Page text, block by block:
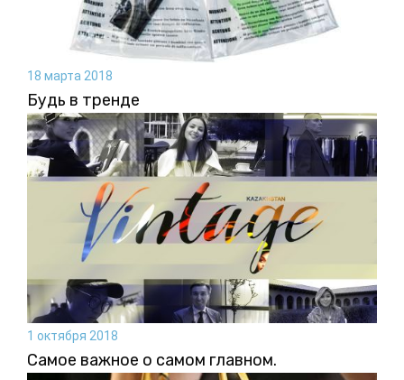
18 марта 2018
Будь в тренде
1 октября 2018
Самое важное о самом главном.